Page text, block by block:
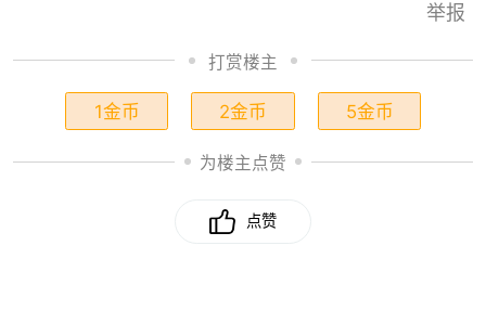
举报
打赏楼主
1金币 2金币 5金币
为楼主点赞
点赞